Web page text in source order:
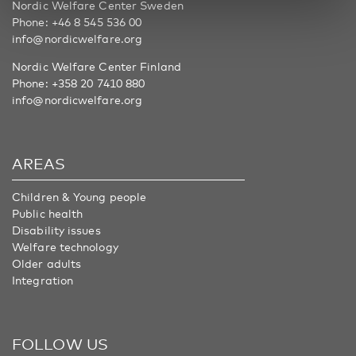
Nordic Welfare Center Sweden
Phone: +46 8 545 536 00
info@nordicwelfare.org
Nordic Welfare Center Finland
Phone: +358 20 7410 880
info@nordicwelfare.org
AREAS
Children & Young people
Public health
Disability issues
Welfare technology
Older adults
Integration
FOLLOW US